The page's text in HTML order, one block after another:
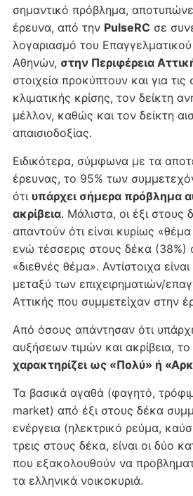
σημαντικό πρόβλημα,
έρευνα, από την PulseRC σε
λογαριασμό του Επαγγελματικού
Αθηνών, στην Περιφέρεια
στοιχεία προκύπτουν και για τις
κλιματικής κρίσης, τον δείκτη
μέλλον, καθώς και τον δείκτη
απαισιοδοξίας.
Ειδικότερα, σύμφωνα με τα
έρευνας, το 95% των
ότι υπάρχει σήμερα πρόβλημα
ακρίβεια. Μάλιστα, οι έξι στους
απαντούν ότι είναι κυρίως
ενώ τέσσερις στους δέκα (38%)
«διεθνές θέμα». Αντίστοιχα
μεταξύ των επιχειρηματιών/
Αττικής που συμμετείχαν στην
Από όσους απάντησαν ότι
αυξήσεων τιμών και ακρίβεια, το
χαρακτηρίζει ως «Πολύ» ή
Τα βασικά αγαθά (φαγητό,
market) από έξι στους δέκα
ενέργεια (ηλεκτρικό ρεύμα,
τρεις στους δέκα, είναι οι δύο
που εξακολουθούν να
τα ελληνικά νοικοκυριά.